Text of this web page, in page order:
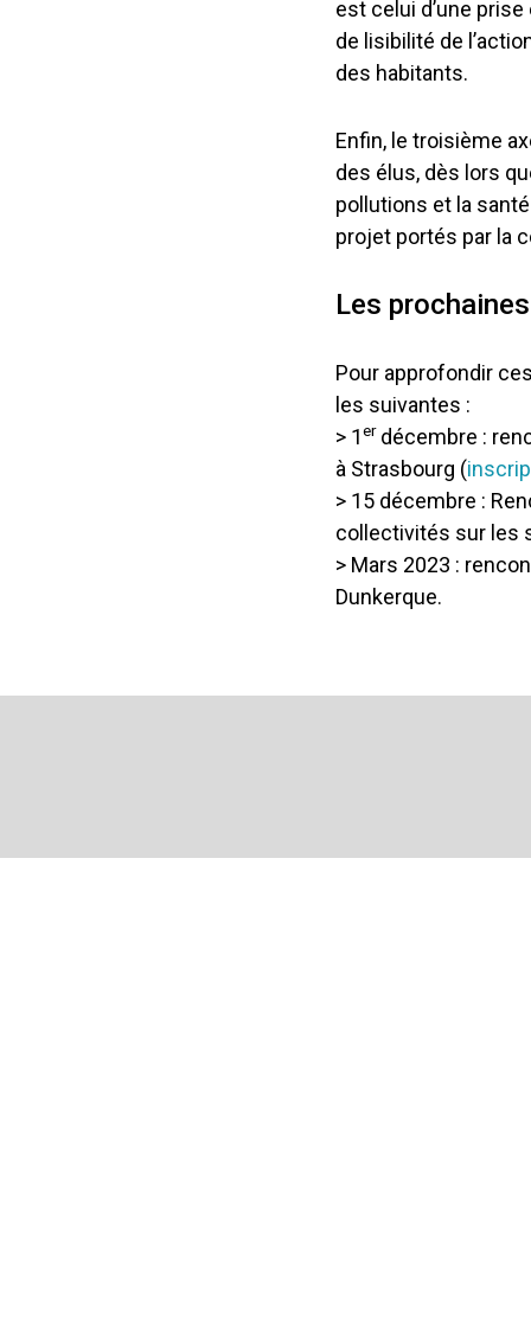
est celui d’une
de lisibilité de
des habitants.
Enfin, le troisième
des élus, dès lors
pollutions et la
projet portés par la
Les
Pour approfondir
les suivantes :
> 1erdécembre :
à Strasbourg (
> 15 décembre :
collectivités sur les
> Mars 2023 :
Dunkerque.